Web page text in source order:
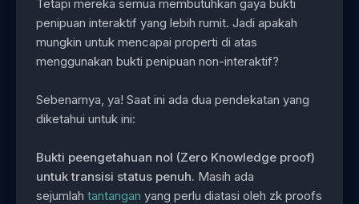
Tetapi mereka semua membutuhkan gaya bukti
penipuan interaktif yang lebih rumit. Jadi apakah
mungkin untuk mencapai properti di atas
menggunakan bukti penipuan non-interaktif?
Sebenarnya, ya! Saat ini ada dua pendekatan yang
diketahui untuk ini:
Bukti peengetahuan nol (Zero Knowledge proof)
untuk transisi status penuh. Masih ada
sejumlah tantangan yang perlu diatasi oleh zk proofs